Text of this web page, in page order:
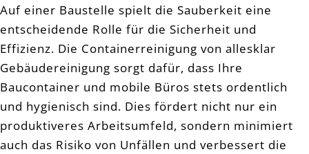
Auf einer Baustelle spielt die Sauberkeit eine
entscheidende Rolle für die Sicherheit und
Effizienz. Die Containerreinigung von allesklar
Gebäudereinigung sorgt dafür, dass Ihre
Baucontainer und mobile Büros stets ordentlich
und hygienisch sind. Dies fördert nicht nur ein
produktiveres Arbeitsumfeld, sondern minimiert
auch das Risiko von Unfällen und verbessert die